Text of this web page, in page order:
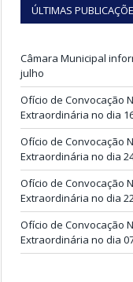
ÚLTIMAS
Câmara Municipal
julho
Ofício de Convocação
Extraordinária no dia
Ofício de Convocação
Extraordinária no dia
Ofício de Convocação
Extraordinária no dia
Ofício de Convocação
Extraordinária no dia